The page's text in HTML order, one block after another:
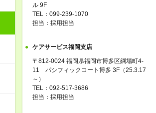
ル 9F
TEL：099-239-1070
担当：採用担当
ケアサービス福岡支店
〒812-0024 福岡県福岡市博多区綱場町4-
11 パシフィックコート博多 3F（25.3.17
～）
TEL：092-517-3686
担当：採用担当